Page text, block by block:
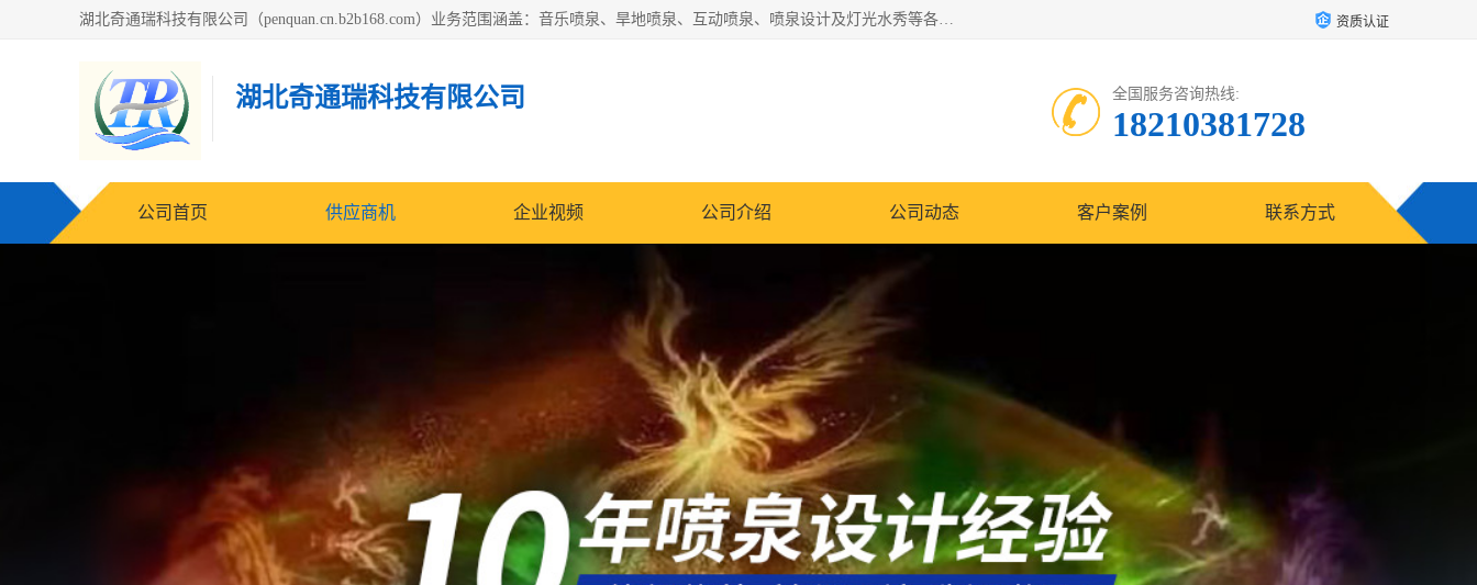
湖北奇通瑞科技有限公司（penquan.cn.b2b168.com）业务范围涵盖：音乐喷泉、旱地喷泉、互动喷泉、喷泉设计及灯光水秀等各类水景工程，广泛应用于公园、城市广场、商业综合体、旅游景区、住宅社区等领域。 资质认证
湖北奇通瑞科技有限公司 全国服务咨询热线:
18210381728
公司首页 供应商机 企业视频 公司介绍 公司动态 客户案例 联系方式